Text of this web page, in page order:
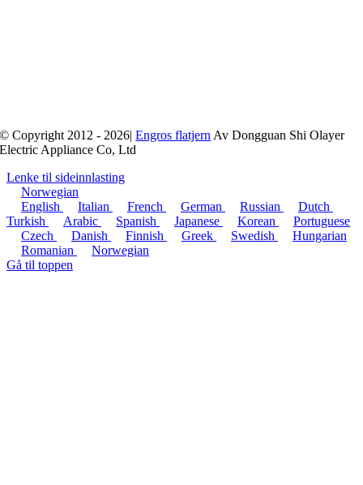
© Copyright 2012 - 2026|Engros flatjern Av Dongguan Shi Olayer
Electric Appliance Co, Ltd
Lenke til sideinnlasting
Norwegian
English
Italian French German Russian
Dutch
Turkish
Arabic Spanish Japanese Korean
Portuguese
Czech
Danish Finnish Greek Swedish
Hungarian
Romanian
Norwegian
Gå til toppen